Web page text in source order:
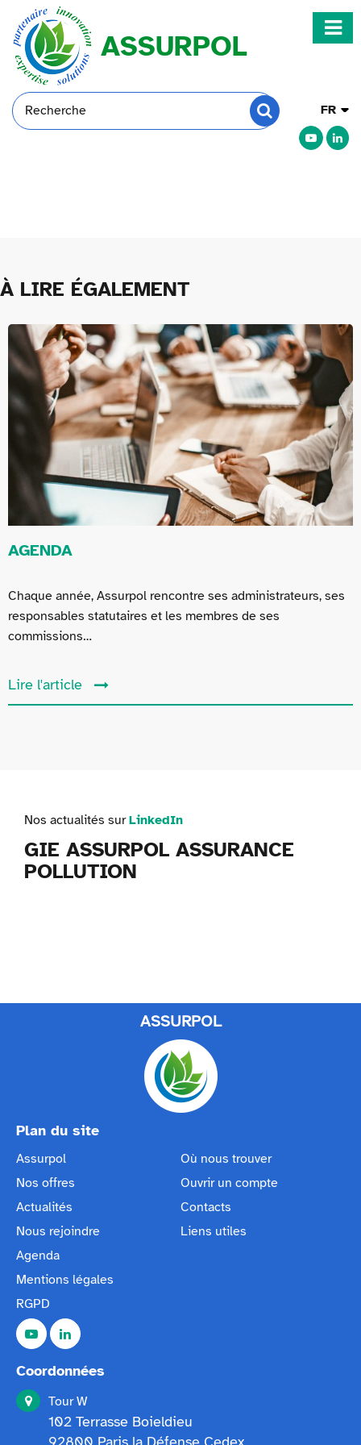
ASSURPOL
Rechercher
Rechercher
Choisir
une
langue
À LIRE ÉGALEMENT
AGENDA
Chaque année, Assurpol rencontre ses administrateurs, ses
responsables statutaires et les membres de ses
commissions…
Lire l'article
Nos actualités surLinkedIn
GIE ASSURPOL ASSURANCE
POLLUTION
ASSURPOL
Plan du site
Assurpol
Nos offres
Actualités
Nous rejoindre
Où nous trouver
Ouvrir un compte
Contacts
Liens utiles
Agenda
Mentions légales
RGPD
Coordonnées
Tour W
102 Terrasse Boieldieu